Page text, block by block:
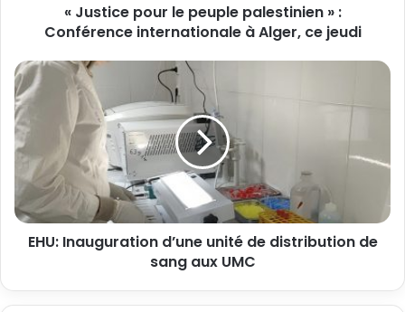
« Justice pour le peuple palestinien » :
Conférence internationale à Alger, ce jeudi
EHU: Inauguration d’une unité de distribution de
sang aux UMC